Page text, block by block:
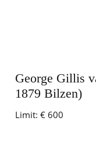
George Gillis
1879 Bilzen)
Limit: € 600